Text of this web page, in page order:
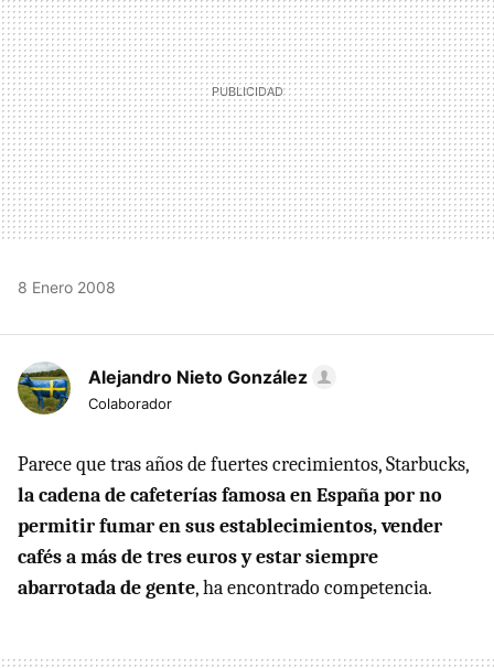
8 Enero 2008
Alejandro Nieto González
Colaborador
Parece que tras años de fuertes crecimientos, Starbucks,
la cadena de cafeterías famosa en España por no
permitir fumar en sus establecimientos, vender
cafés a más de tres euros y estar siempre
abarrotada de gente, ha encontrado competencia.